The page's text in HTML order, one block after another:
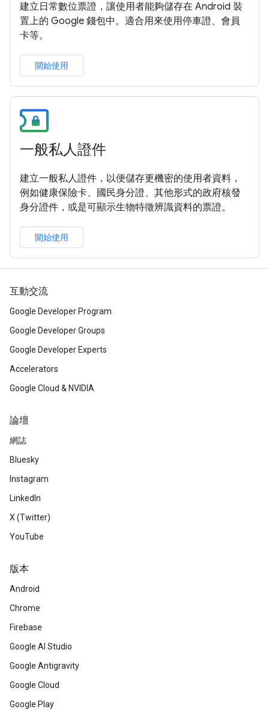
建立日常數位票證，讓使用者能夠儲存在 Android 裝
置上的 Google 錢包中。適合用來使用停車證、會員
卡等。
開始使用
一般私人證件
建立一般私人證件，以便儲存更機密的使用者資料，
例如健康保險卡、國民身分證、其他形式的政府核發
身分證件，或是可顯示生物特徵辨識資料的票證。
開始使用
互動交流
Google Developer Program
Google Developer Groups
Google Developer Experts
Accelerators
Google Cloud & NVIDIA
論壇
網誌
Bluesky
Instagram
LinkedIn
X (Twitter)
YouTube
版本
Android
Chrome
Firebase
Google AI Studio
Google Antigravity
Google Cloud
Google Play